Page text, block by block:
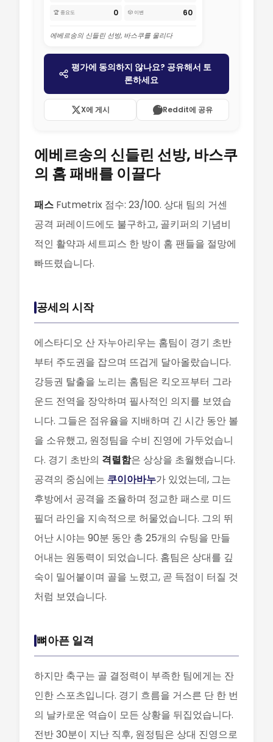
🏆 중요도 0 🎲 이변 60
에베르송의 신들린 선방, 바스쿠를 울리다
평가에 동의하지 않나요? 공유해서 토
론하세요
X에 게시 Reddit에 공유
에베르송의 신들린 선방, 바스쿠
의 홈 패배를 이끌다
패스 Futmetrix 점수: 23/100. 상대 팀의 거센
공격 퍼레이드에도 불구하고, 골키퍼의 기념비
적인 활약과 세트피스 한 방이 홈 팬들을 절망에
빠뜨렸습니다.
공세의 시작
에스타디오 산 자누아리우는 홈팀이 경기 초반
부터 주도권을 잡으며 뜨겁게 달아올랐습니다.
강등권 탈출을 노리는 홈팀은 킥오프부터 그라
운드 전역을 장악하며 필사적인 의지를 보였습
니다. 그들은 점유율을 지배하며 긴 시간 동안 볼
을 소유했고, 원정팀을 수비 진영에 가두었습니
다. 경기 초반의 격렬함은 상상을 초월했습니다.
공격의 중심에는 쿠이아바누가 있었는데, 그는
후방에서 공격을 조율하며 정교한 패스로 미드
필더 라인을 지속적으로 허물었습니다. 그의 뛰
어난 시야는 90분 동안 총 25개의 슈팅을 만들
어내는 원동력이 되었습니다. 홈팀은 상대를 깊
숙이 밀어붙이며 골을 노렸고, 곧 득점이 터질 것
처럼 보였습니다.
뼈아픈 일격
하지만 축구는 골 결정력이 부족한 팀에게는 잔
인한 스포츠입니다. 경기 흐름을 거스른 단 한 번
의 날카로운 역습이 모든 상황을 뒤집었습니다.
전반 30분이 지난 직후, 원정팀은 상대 진영으로